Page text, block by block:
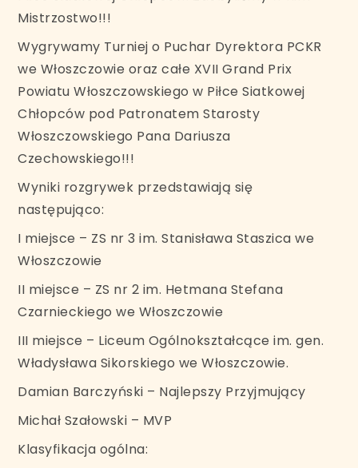
Mistrzostwo!!!
Wygrywamy Turniej o Puchar Dyrektora PCKR
we Włoszczowie oraz całe XVII Grand Prix
Powiatu Włoszczowskiego w Piłce Siatkowej
Chłopców pod Patronatem Starosty
Włoszczowskiego Pana Dariusza
Czechowskiego!!!
Wyniki rozgrywek przedstawiają się
następująco:
I miejsce – ZS nr 3 im. Stanisława Staszica we
Włoszczowie
II miejsce – ZS nr 2 im. Hetmana Stefana
Czarnieckiego we Włoszczowie
III miejsce – Liceum Ogólnokształcące im. gen.
Władysława Sikorskiego we Włoszczowie.
Damian Barczyński – Najlepszy Przyjmujący
Michał Szałowski – MVP
Klasyfikacja ogólna: